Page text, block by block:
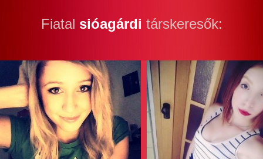
Fiatal sióagárdi társkeresők: